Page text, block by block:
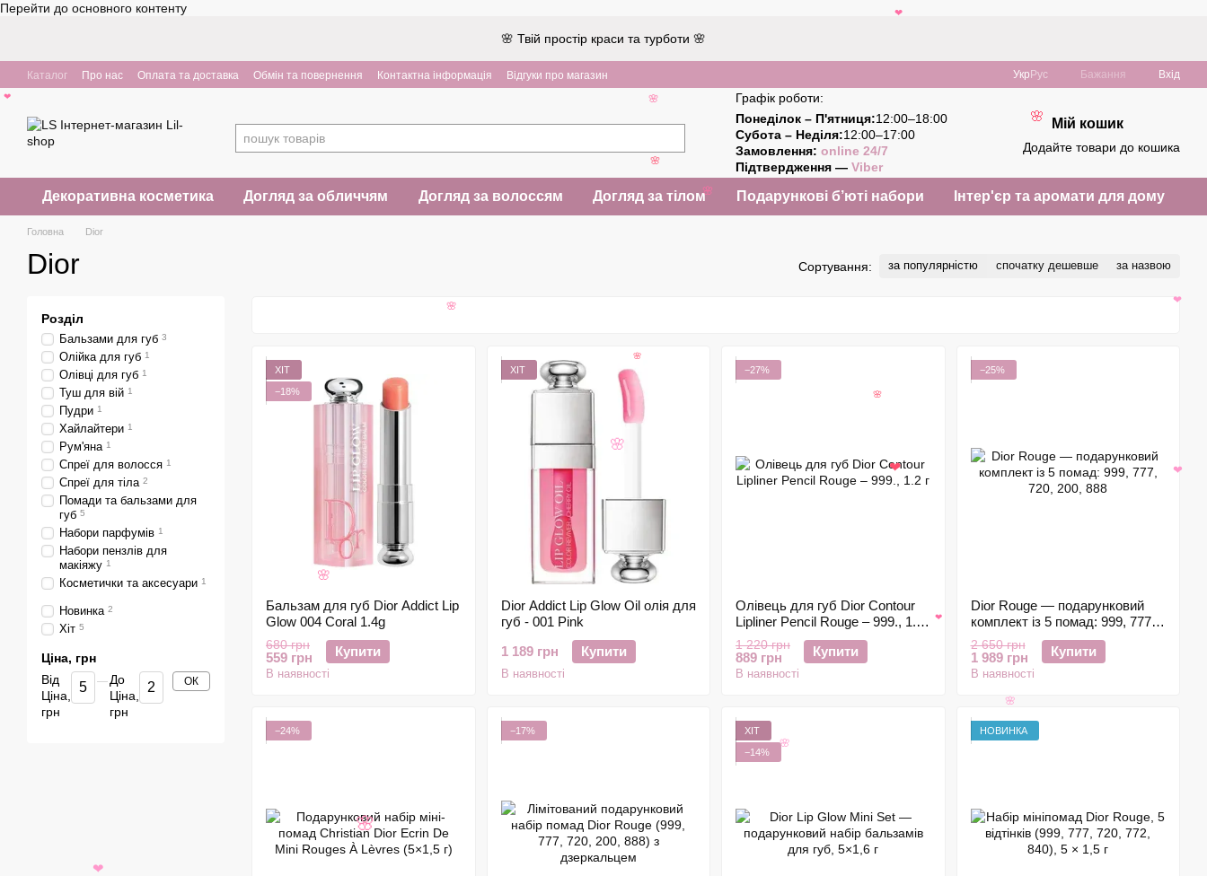
Перейти до основного контенту
🌸 Твій простір краси та турботи 🌸
Каталог Про нас Оплата та доставка Обмін та повернення Контактна інформація Відгуки про магазин Укр Рус Бажання Вхід
Графік роботи:
Понеділок – П'ятниця:12:00–18:00
Субота – Неділя:12:00–17:00
Замовлення: online 24/7
Підтвердження — Viber
Мій кошик
Додайте товари до кошика
Декоративна косметика Догляд за обличчям Догляд за волоссям Догляд за тілом Подарункові б’юті набори Інтер'єр та аромати для дому
Головна Dior
Dior Сортування: за популярністю спочатку дешевше за назвою
ХІТ
−18%
Бальзам для губ Dior Addict Lip
Glow 004 Coral 1.4g
680 грн
559 грн Купити
В наявності
ХІТ
Dior Addict Lip Glow Oil олія для
губ - 001 Pink
1 189 грн
Купити
В наявності
−27%
Олівець для губ Dior Contour
Lipliner Pencil Rouge – 999., 1.2
г
1 220 грн
889 грн Купити
В наявності
−25%
Dior Rouge — подарунковий
комплект із 5 помад: 999, 777,
720, 200, 888
2 650 грн
1 989 грн Купити
В наявності
−24% −17%
ХІТ
−14%
НОВИНКА
Розділ
Бальзами для губ 3
Олійка для губ 1
Олівці для губ 1
Туш для вій 1
Пудри 1
Хайлайтери 1
Рум'яна 1
Спреї для волосся 1
Спреї для тіла 2
Помади та бальзами для
губ 5
Набори парфумів 1
Набори пензлів для
макіяжу 1
Косметички та аксесуари 1
Новинка 2
Хіт 5
Ціна, грн
Від
Ціна,
грн
До
Ціна,
грн
ОК
🌸
🌸
🌸
🌸
❤
🌸
🌸